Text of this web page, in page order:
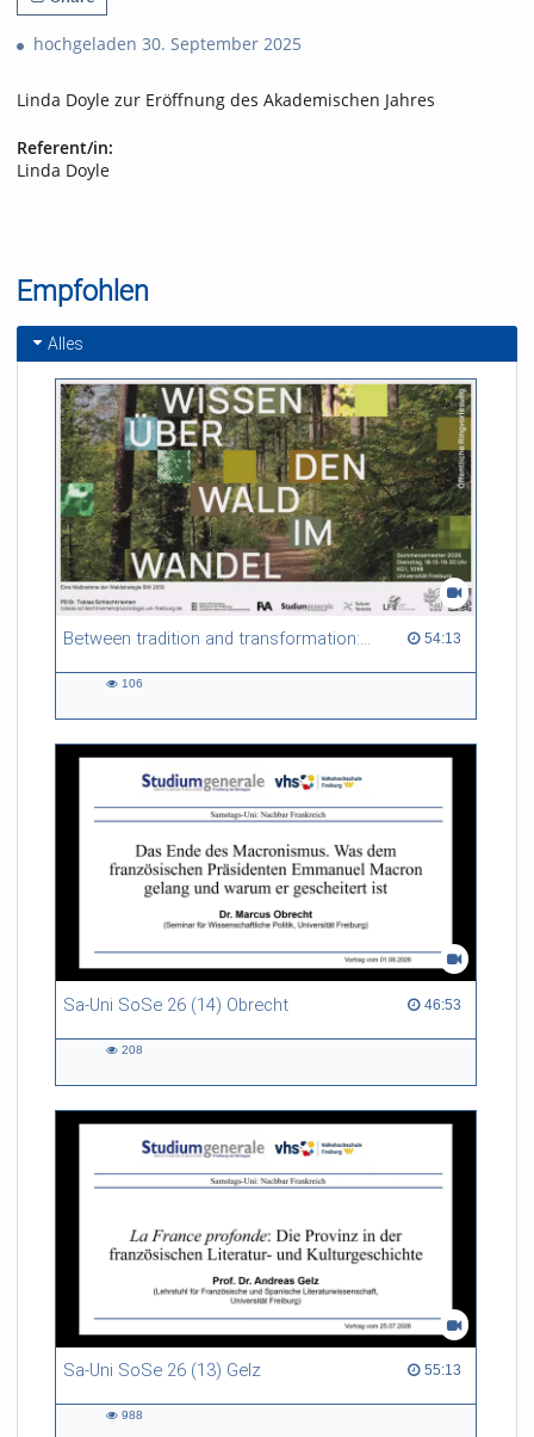
hochgeladen 30. September 2025
Linda Doyle zur Eröffnung des Akademischen Jahres
Referent/in:
Linda Doyle
Empfohlen
Alles
Between tradition and transformation: how owners, advisers and institutions co-create knowledge for resilient forests in Europe 54:13
54:13 duration
106
Sa-Uni SoSe 26 (14) Obrecht 46:53
46:53 duration
208
Sa-Uni SoSe 26 (13) Gelz 55:13
55:13 duration
988